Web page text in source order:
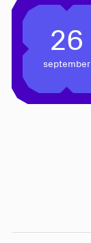
26
september